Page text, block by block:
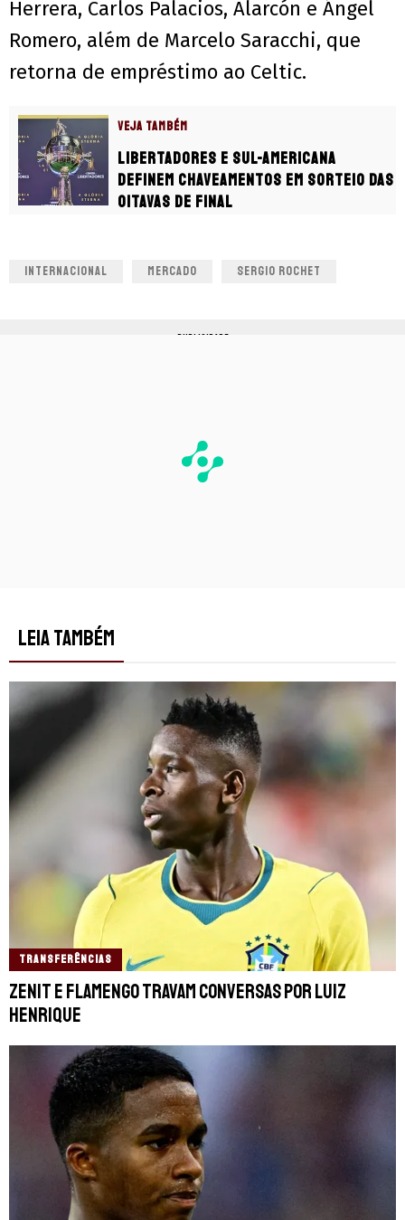
Herrera, Carlos Palacios, Alarcón e Ángel
Romero, além de Marcelo Saracchi, que
retorna de empréstimo ao Celtic.
VEJA TAMBÉM
Libertadores e Sul-Americana
definem chaveamentos em sorteio das
oitavas de final
INTERNACIONAL MERCADO SERGIO ROCHET
PUBLICIDADE
LEIA TAMBÉM
TRANSFERÊNCIAS
Zenit e Flamengo travam conversas por Luiz
Henrique